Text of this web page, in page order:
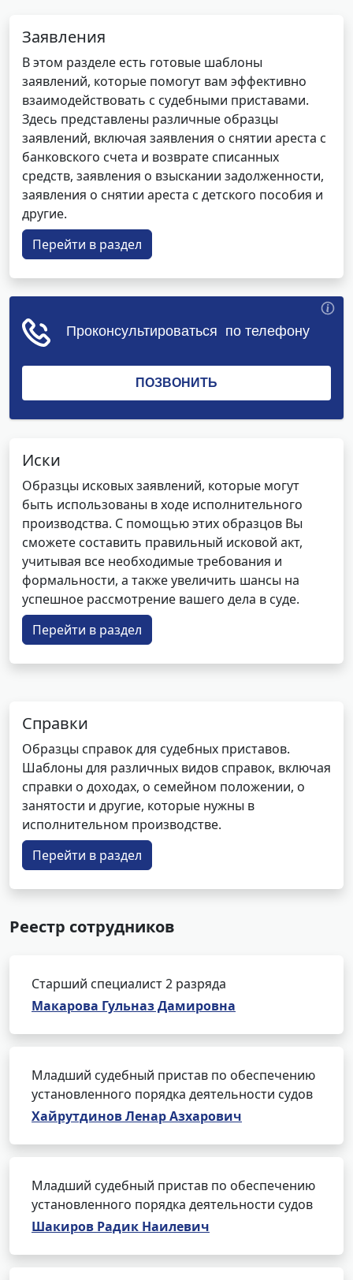
Заявления
В этом разделе есть готовые шаблоны
заявлений, которые помогут вам эффективно
взаимодействовать с судебными приставами.
Здесь представлены различные образцы
заявлений, включая заявления о снятии ареста с
банковского счета и возврате списанных
средств, заявления о взыскании задолженности,
заявления о снятии ареста с детского пособия и
другие.
Перейти в раздел
Иски
Образцы исковых заявлений, которые могут
быть использованы в ходе исполнительного
производства. С помощью этих образцов Вы
сможете составить правильный исковой акт,
учитывая все необходимые требования и
формальности, а также увеличить шансы на
успешное рассмотрение вашего дела в суде.
Перейти в раздел
Справки
Образцы справок для судебных приставов.
Шаблоны для различных видов справок, включая
справки о доходах, о семейном положении, о
занятости и другие, которые нужны в
исполнительном производстве.
Перейти в раздел
Реестр сотрудников
Старший специалист 2 разряда
Макарова Гульназ Дамировна
Младший судебный пристав по обеспечению
установленного порядка деятельности судов
Хайрутдинов Ленар Азхарович
Младший судебный пристав по обеспечению
установленного порядка деятельности судов
Шакиров Радик Наилевич